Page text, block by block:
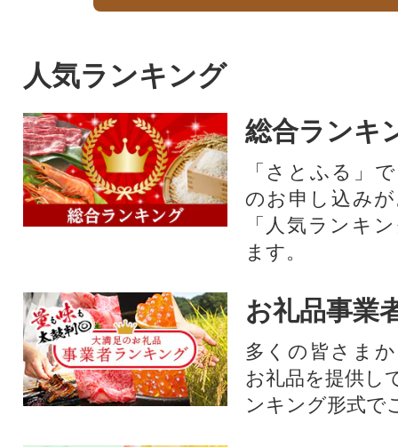
人気ランキング
総合ランキ
「さとふる」
のお申し込み
「人気ランキ
ます。
お礼品事業
多くの皆さま
お礼品を提供し
ンキング形式で